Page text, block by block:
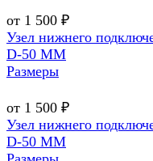
от 1 500 ₽
Узел нижнего
D-50 MM
Размеры
от 1 500 ₽
Узел нижнего
D-50 MM